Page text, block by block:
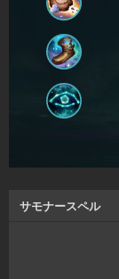
サモナースペル